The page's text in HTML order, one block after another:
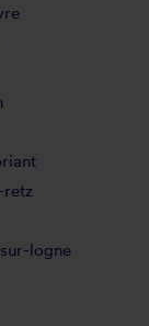
retz
logne